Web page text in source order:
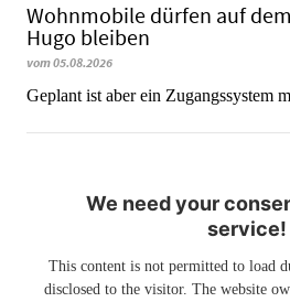
Wohnmobile dürfen auf
Hugo bleiben
vom 05.08.2026
Geplant ist aber ein Zugangssystem
We need your
service!
This content is not permitted to load
disclosed to the visitor. The website